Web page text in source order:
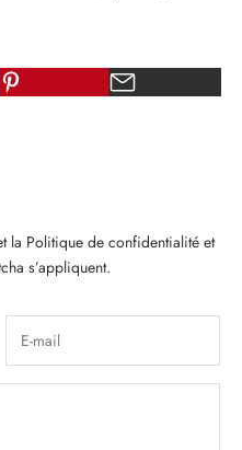
la Politique de confidentialité et
s’appliquent.